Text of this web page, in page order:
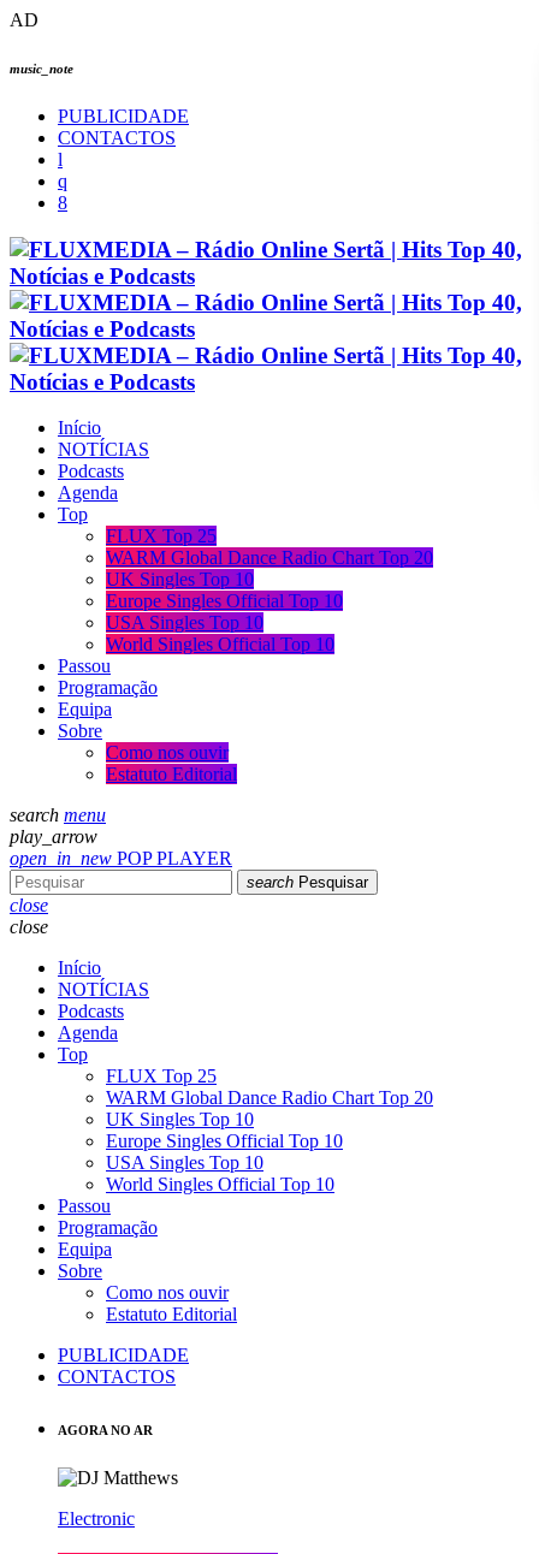
AD
music_note
PUBLICIDADE
CONTACTOS
Início
NOTÍCIAS
Podcasts
Agenda
Top
FLUX Top 25
WARM Global Dance Radio Chart Top 20
UK Singles Top 10
Europe Singles Official Top 10
USA Singles Top 10
World Singles Official Top 10
Passou
Programação
Equipa
Sobre
Como nos ouvir
Estatuto Editorial
search menu
play_arrow
open_in_new POP PLAYER
search Pesquisar
close
close
Início
NOTÍCIAS
Podcasts
Agenda
Top
FLUX Top 25
WARM Global Dance Radio Chart Top 20
UK Singles Top 10
Europe Singles Official Top 10
USA Singles Top 10
World Singles Official Top 10
Passou
Programação
Equipa
Sobre
Como nos ouvir
Estatuto Editorial
PUBLICIDADE
CONTACTOS
AGORA NO AR
Electronic